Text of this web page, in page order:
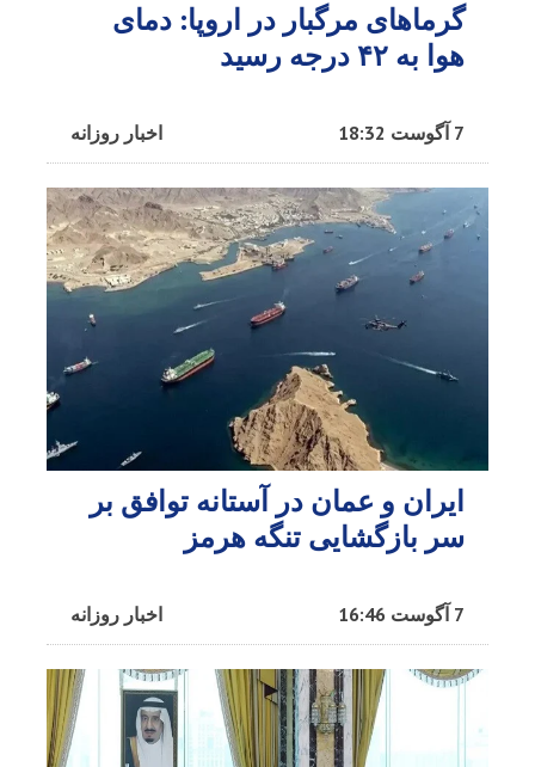
گرماهای مرگبار در اروپا: دمای
هوا به ۴۲ درجه رسید
اخبار روزانه 7 آگوست 18:32
ایران و عمان در آستانه توافق بر
سر بازگشایی تنگه هرمز
اخبار روزانه 7 آگوست 16:46